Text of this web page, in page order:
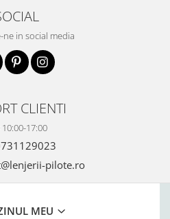
ne in social media
CLIENTI
10:00-17:00
pilote.ro
MEU